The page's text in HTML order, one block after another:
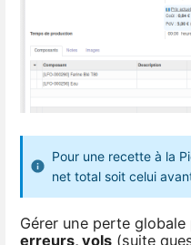
Pour une recette à la
net total soit celui
Gérer une perte globale
erreurs, vols (suite